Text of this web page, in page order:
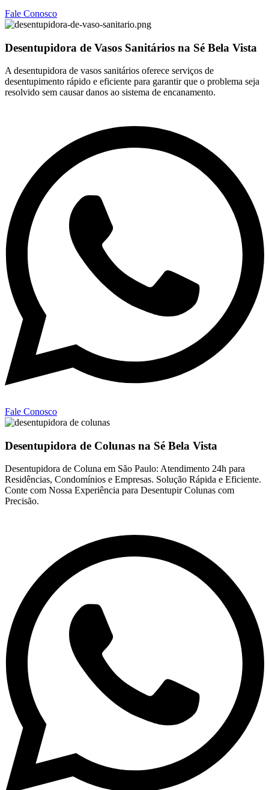
Fale Conosco
Desentupidora de Vasos Sanitários na Sé Bela Vista
A desentupidora de vasos sanitários oferece serviços de
desentupimento rápido e eficiente para garantir que o problema seja
resolvido sem causar danos ao sistema de encanamento.
Fale Conosco
Desentupidora de Colunas na Sé Bela Vista
Desentupidora de Coluna em São Paulo: Atendimento 24h para
Residências, Condomínios e Empresas. Solução Rápida e Eficiente.
Conte com Nossa Experiência para Desentupir Colunas com
Precisão.